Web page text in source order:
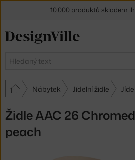
Hledat
Nábytek Jídelní židle
Židle AAC 26
peach
10.000 produktů skladem
Sleva 5 % pro odběratele